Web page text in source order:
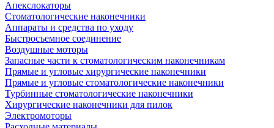
Апекслокаторы
Стоматологические наконечники
Аппараты и средства по уходу
Быстросъемное соединение
Воздушные моторы
Запасные части к стоматологическим наконечникам
Прямые и угловые хирургические наконечники
Прямые и угловые стоматологические наконечники
Турбинные стоматологические наконечники
Хирургические наконечники для пилок
Электромоторы